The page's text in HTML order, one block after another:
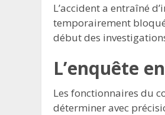
L’accident a entraîné
temporairement
début des
L’enquête
Les fonctionnaires du
déterminer avec